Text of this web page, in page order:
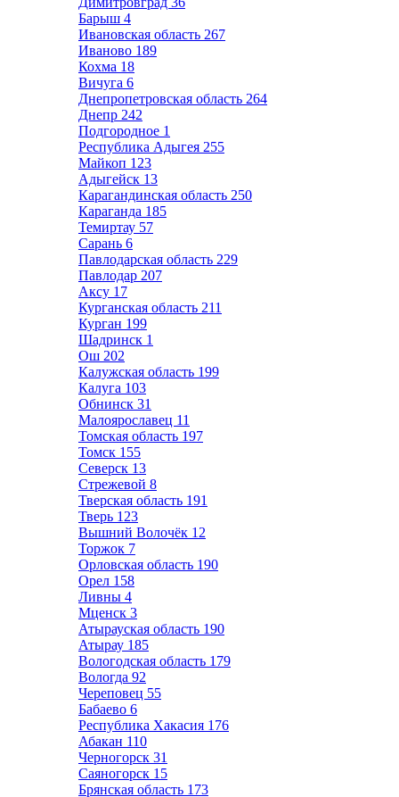
Барыш 4
Ивановская область 267
Иваново 189
Кохма 18
Вичуга 6
Днепропетровская область 264
Днепр 242
Подгородное 1
Республика Адыгея 255
Майкоп 123
Адыгейск 13
Карагандинская область 250
Караганда 185
Темиртау 57
Сарань 6
Павлодарская область 229
Павлодар 207
Аксу 17
Курганская область 211
Курган 199
Шадринск 1
Ош 202
Калужская область 199
Калуга 103
Обнинск 31
Малоярославец 11
Томская область 197
Томск 155
Северск 13
Стрежевой 8
Тверская область 191
Тверь 123
Вышний Волочёк 12
Торжок 7
Орловская область 190
Орел 158
Ливны 4
Мценск 3
Атырауская область 190
Атырау 185
Вологодская область 179
Вологда 92
Череповец 55
Бабаево 6
Республика Хакасия 176
Абакан 110
Черногорск 31
Саяногорск 15
Брянская область 173